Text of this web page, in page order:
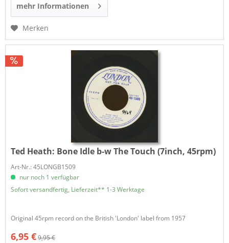
mehr Informationen
Merken
Ted Heath: Bone Idle b-w The Touch (7inch, 45rpm)
Art-Nr.: 45LONGB1509
nur noch 1 verfügbar
Sofort versandfertig, Lieferzeit** 1-3 Werktage
Original 45rpm record on the British 'London' label from 1957
6,95 €9,95 €